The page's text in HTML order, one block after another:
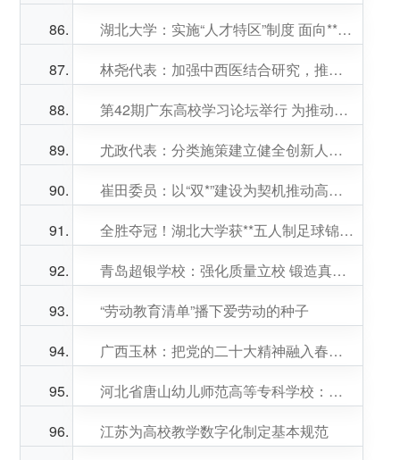
湖北大学：实施“人才特区”制度 面向**招才引智
林尧代表：加强中西医结合研究，推动中医药**化
第42期广东高校学习论坛举行 为推动南粤高校基础研究高质量发展建言献策
尤政代表：分类施策建立健全创新人才培养体系
崔田委员：以“双*”建设为契机推动高等教育高水平普及
全胜夺冠！湖北大学获**五人制足球锦标赛*
青岛超银学校：强化质量立校 锻造真金人才
“劳动教育清单”播下爱劳动的种子
广西玉林：把党的二十大精神融入春季“开学*课”
河北省唐山幼儿师范高等专科学校：书法公益活动为群众增年味
江苏为高校教学数字化制定基本规范